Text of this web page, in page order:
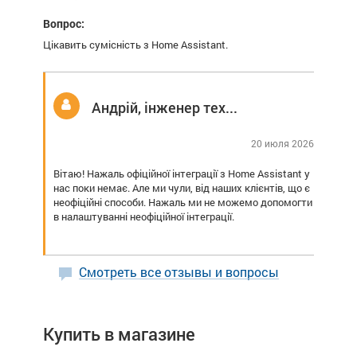
Вопрос:
Цікавить сумісність з Home Assistant.
Андрій, інженер технічної підтримки
20 июля 2026
Вітаю! Нажаль офіційної інтеграції з Home Assistant у
нас поки немає. Але ми чули, від наших клієнтів, що є
неофіційні способи. Нажаль ми не можемо допомогти
в налаштуванні неофіційної інтеграції.
Смотреть все отзывы и вопросы
Купить в магазине